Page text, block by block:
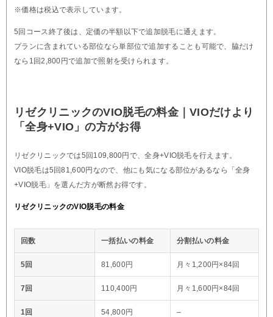
※価格は税込で表示しています。
5回コース終了後は、定価の半額以下で追加脱毛に通えます。
プランに含まれている部位なら単部位で追加することも可能で、脇だけ
なら1回2,800円で追加で照射を受けられます。
リゼクリニックのVIO脱毛の料金｜VIOだけより
「全身+VIO」の方がお得
リゼクリニックでは5回109,800円で、全身+VIO脱毛を行えます。
VIO脱毛は5回81,600円なので、他にも気になる部位があるなら「全身
+VIO脱毛」を選んだ方が断然お得です。
リゼクリニックのVIO脱毛の料金
回数 一括払いの料金 分割払いの料金
5回 81,600円 月々1,200円×84回
7回 110,400円 月々1,600円×84回
1回 54,800円 –